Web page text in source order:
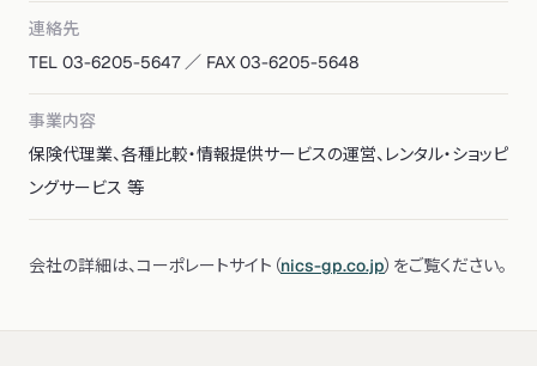
連絡先
TEL 03-6205-5647 ／ FAX 03-6205-5648
事業内容
保険代理業、各種比較・情報提供サービスの運営、レンタル・ショッピ
ングサービス 等
会社の詳細は、コーポレートサイト（nics-gp.co.jp）をご覧ください。